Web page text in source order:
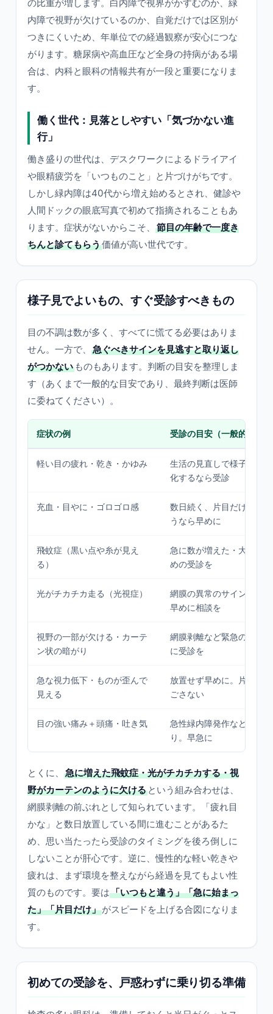
の比重が増します。白内障で視界がかすむのか、緑
内障で視野が欠けているのか、自覚だけでは区別が
つきにくいため、年単位での経過観察が安心につな
がります。糖尿病や高血圧など全身の持病がある場
合は、内科と眼科の情報共有が一段と重要になりま
す。
働く世代：見落としやすい「気づかない進
行」
働き盛りの世代は、デスクワークによるドライアイ
や眼精疲労を「いつものこと」と片づけがちです。
しかし緑内障は40代から増え始めるとされ、健診や
人間ドックの眼底写真で初めて指摘されることもあ
ります。症状がないからこそ、
節目の年齢で一度き
ちんと診てもらう価値が高い世代です。
様子見でよいもの、すぐ受診すべきもの
目の不調は数が多く、すべてに慌てる必要はありま
せん。一方で、
急ぐべきサインを見逃すと取り返し
がつかない ものもあります。判断の目安を整理しま
す（あくまで一般的な目安であり、最終判断は医師
に委ねてください）。
症状の例 受診の目安（一般的な傾
軽い目の疲れ・乾き・かゆみ
生活の見直しで様子見も
化するなら受診
充血・目やに・ゴロゴロ感
数日続く、片目だけ強い
うなら早めに
飛蚊症（黒い点や糸が見え
る）
急に数が増えた・大きく
めの受診を
光がチカチカ走る（光視症）
網膜の異常のサインのこ
早めに相談を
視野の一部が欠ける・カーテ
ン状の暗がり
網膜剥離など緊急の可能
に受診を
急な視力低下・ものが歪んで
見える
放置せず早めに。片目だ
ごさない
目の強い痛み＋頭痛・吐き気
急性緑内障発作など緊急
り。早急に
とくに、
急に増えた飛蚊症・光がチカチカする・視
野がカーテンのように欠ける という組み合わせは、
網膜剥離の前ぶれとして知られています。「疲れ目
かな」と数日放置している間に進むことがあるた
め、思い当たったら受診のタイミングを後ろ倒しに
しないことが肝心です。逆に、慢性的な軽い乾きや
疲れは、まず環境を整えながら経過を見てもよい性
質のものです。要は「いつもと違う」「急に始まっ
た」「片目だけ」がスピードを上げる合図になりま
す。
初めての受診を、戸惑わずに乗り切る準備